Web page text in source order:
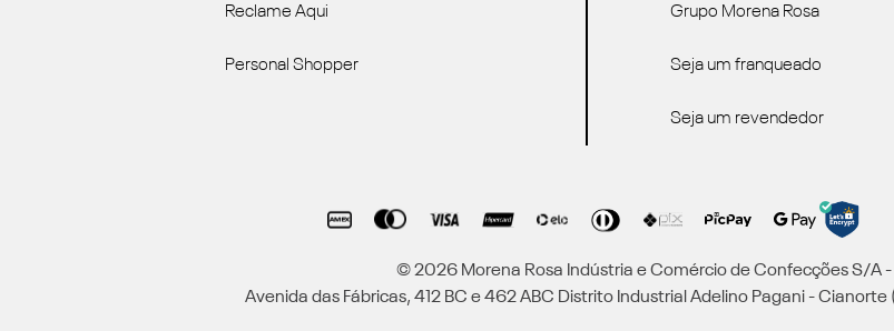
Reclame Aqui
Personal Shopper
Grupo Morena Rosa
Seja um franqueado
Seja um revendedor
© 2026 Morena Rosa Indústria e Comércio de Confecções S/A
Avenida das Fábricas, 412 BC e 462 ABC Distrito Industrial Adelino Pagani -